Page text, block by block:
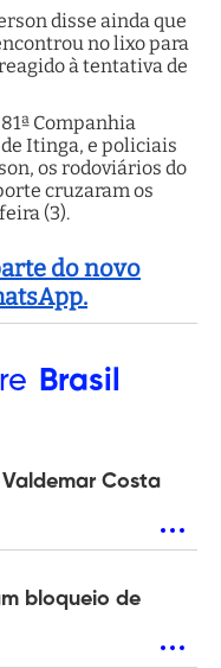
disse ainda que
no lixo para
à tentativa de
Companhia
Itinga, e policiais
os rodoviários do
cruzaram os
(3).
do novo
Brasil
Costa
bloqueio de